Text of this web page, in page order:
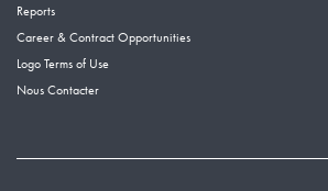
Reports
Career & Contract Opportunities
Logo Terms of Use
Nous Contacter